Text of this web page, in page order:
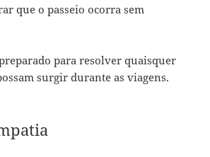
que o passeio ocorra sem
para resolver quaisquer
surgir durante as viagens.